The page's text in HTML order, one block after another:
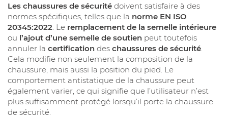
Les chaussures de sécurité doivent satisfaire à des
normes spécifiques, telles que la norme EN ISO
20345:2022 . Le remplacement de la semelle intérieure
ou l’ajout d’une semelle de soutien peut toutefois
annuler la certification des chaussures de sécurité
Cela modifie non seulement la composition de la
chaussure, mais aussi la position du pied. Le
comportement antistatique de la chaussure peut
également varier, ce qui signifie que l’utilisateur n’est
plus suffisamment protégé lorsqu’il porte la chaussure
de sécurité.